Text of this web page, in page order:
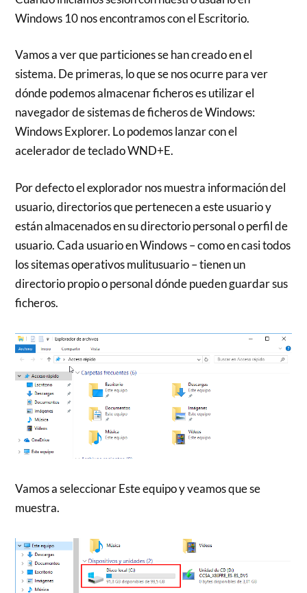
Windows 10 nos encontramos con el Escritorio.
Vamos a ver que particiones se han creado en el
sistema. De primeras, lo que se nos ocurre para ver
dónde podemos almacenar ficheros es utilizar el
navegador de sistemas de ficheros de Windows:
Windows Explorer. Lo podemos lanzar con el
acelerador de teclado WND+E.
Por defecto el explorador nos muestra información del
usuario, directorios que pertenecen a este usuario y
están almacenados en su directorio personal o perfil de
usuario. Cada usuario en Windows – como en casi todos
los sitemas operativos mulitusuario – tienen un
directorio propio o personal dónde pueden guardar sus
ficheros.
Vamos a seleccionar Este equipo y veamos que se
muestra.